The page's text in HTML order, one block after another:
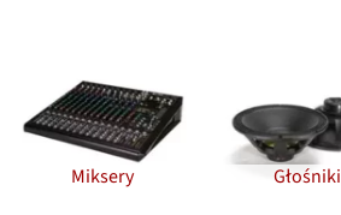
Miksery Głośniki